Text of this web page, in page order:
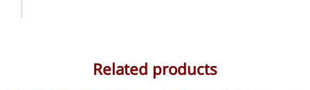
Related products